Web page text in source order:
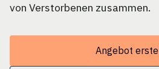
von Verstorbenen zusammen.
Angebot